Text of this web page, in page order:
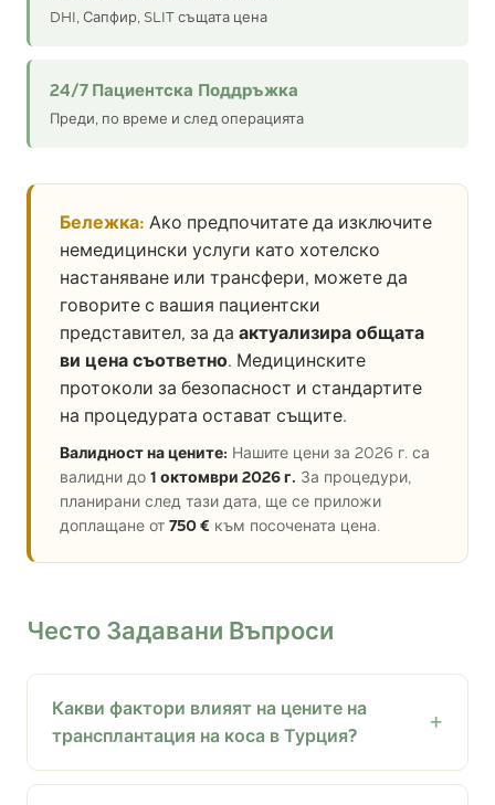
DHI, Сапфир, SLIT същата цена
24/7 Пациентска Поддръжка
Преди, по време и след операцията
Бележка: Ако предпочитате да изключите
немедицински услуги като хотелско
настаняване или трансфери, можете да
говорите с вашия пациентски
представител, за да актуализира общата
ви цена съответно. Медицинските
протоколи за безопасност и стандартите
на процедурата остават същите.
Валидност на цените: Нашите цени за 2026 г. са
валидни до 1 октомври 2026 г. За процедури,
планирани след тази дата, ще се приложи
доплащане от 750 € към посочената цена.
Често Задавани Въпроси
Какви фактори влияят на цените на
трансплантация на коса в Турция?